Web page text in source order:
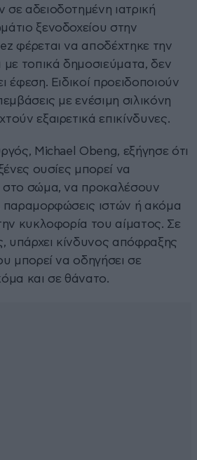
αδειοδοτημένη ιατρική
ξενοδοχείου στην
φέρεται να αποδέχτηκε την
τοπικά δημοσιεύματα, δεν
έφεση. Ειδικοί προειδοποιούν
με ενέσιμη σιλικόνη
εξαιρετικά επικίνδυνες.
Michael Obeng, εξήγησε ότι
ουσίες μπορεί να
στο σώμα, να προκαλέσουν
παραμορφώσεις ιστών ή ακόμα
κυκλοφορία του αίματος. Σε
υπάρχει κίνδυνος απόφραξης
μπορεί να οδηγήσει σε
και σε θάνατο.